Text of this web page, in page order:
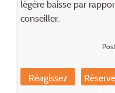
légère baisse par
conseiller.
Réagissez